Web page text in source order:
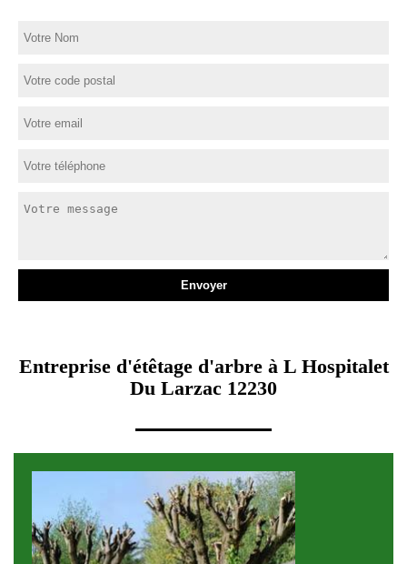
Entreprise d'étêtage d'arbre à L Hospitalet
Du Larzac 12230